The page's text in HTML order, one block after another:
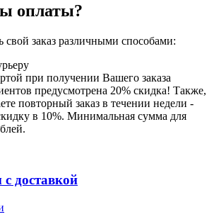
оплаты?
заказ различными способами:
при получении Вашего заказа
предусмотрена 20% скидка! Также,
повторный заказ в течении недели -
в 10%. Минимальная сумма для
доставкой